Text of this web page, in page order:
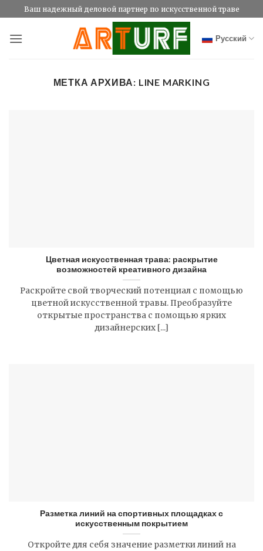
to
content
Ваш надежный деловой партнер по искусственной траве
Русский
МЕТКА АРХИВА: LINE MARKING
Цветная искусственная трава: раскрытие
возможностей креативного дизайна
Раскройте свой творческий потенциал с помощью
цветной искусственной травы. Преобразуйте
открытые пространства с помощью ярких
дизайнерских [...]
Разметка линий на спортивных площадках с
искусственным покрытием
Откройте для себя значение разметки линий на